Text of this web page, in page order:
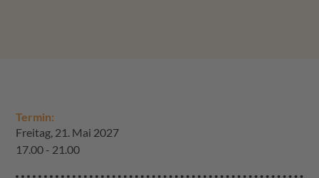
Termin:
Freitag, 21. Mai 2027
17.00 - 21.00